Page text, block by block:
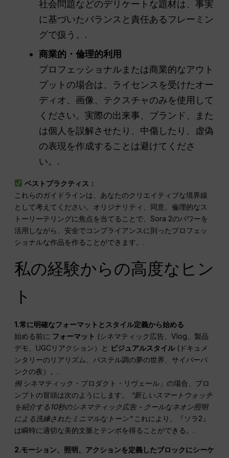
社会問題などのデリケートな題材は、事実
に基づいたバランスと責任あるフレーミン
グで扱う。.
商業的・倫理的利用
プロフェッショナルまたは商業的なアウト
プットの場合は、ライセンスを受けたオー
ディオ、画像、テクスチャのみを使用して
ください。実際の出来事、ブランド、また
は個人を誤解させたり、中傷したり、虚偽
の表現を作成することは避けてくださ
い。.
ベストプラクティス：
これらのガイドラインは、あなたのクリエイティブな境界線
として考えてください。オリジナリティ、同意、倫理的なス
トーリーテリングに焦点を当てることで、Sora 2のパワーを
活用しながら、安全でコンプライアンスに則ったプロフェッ
ショナルな作品を作ることができます。.
私の経験からの高度なヒン
ト
1.常に明確なフォーマットとスタイル定義から始める
始める前に フォーマット (シネマティック広告、Vlog、製品
デモ、UGCリアクション）と ビジュアルスタイル(ドキュメ
ンタリーのリアリズム、パステル調の夢の世界、サイバーパ
ンクの夜）。.
例シネマティック・プロダクト・リヴェール」の場合、プロ
ンプトの冒頭は次のようにします。
“新しいスマートウォッチ
を紹介する10秒のシネマティック広告 - クールなネオン照明
による洗練されたミニマルなトーン”これにより、『ソラ2』
は瞬時に適切な美的文脈とテンポを得ることができる。.
2.モーション、照明、アクションを定義したブロックにシーケ